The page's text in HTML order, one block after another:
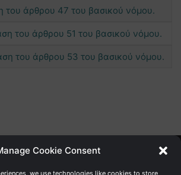
Cookie Consent
we use technologies like cookies to store
του άρθρου 47 του βασικού νόμου.
του άρθρου 51 του βασικού νόμου.
του άρθρου 53 του βασικού νόμου.
Ανάπτυξης